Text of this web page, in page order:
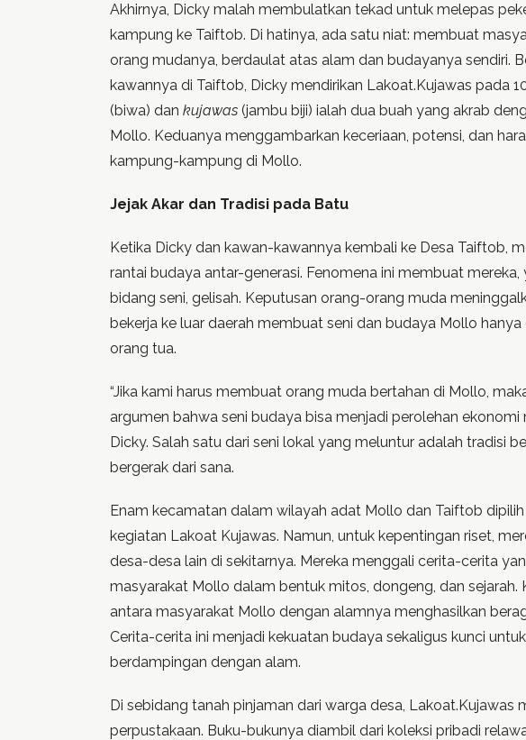
Akhirnya, Dicky malah membulatkan tekad untuk melepas
kampung ke Taiftob. Di hatinya, ada satu niat: membuat
orang mudanya, berdaulat atas alam dan budayanya sendiri.
kawannya di Taiftob, Dicky mendirikan Lakoat.Kujawas pada
(biwa) dan kujawas (jambu biji) ialah dua buah yang akrab
Mollo. Keduanya menggambarkan keceriaan, potensi, dan
kampung-kampung di Mollo.
Jejak Akar dan Tradisi pada Batu
Ketika Dicky dan kawan-kawannya kembali ke Desa Taiftob,
rantai budaya antar-generasi. Fenomena ini membuat
bidang seni, gelisah. Keputusan orang-orang muda
bekerja ke luar daerah membuat seni dan budaya Mollo
orang tua.
“Jika kami harus membuat orang muda bertahan di Mollo,
argumen bahwa seni budaya bisa menjadi perolehan ekonomi
Dicky. Salah satu dari seni lokal yang meluntur adalah tradisi
bergerak dari sana.
Enam kecamatan dalam wilayah adat Mollo dan Taiftob
kegiatan Lakoat Kujawas. Namun, untuk kepentingan riset,
desa-desa lain di sekitarnya. Mereka menggali cerita-cerita
masyarakat Mollo dalam bentuk mitos, dongeng, dan sejarah.
antara masyarakat Mollo dengan alamnya menghasilkan
Cerita-cerita ini menjadi kekuatan budaya sekaligus kunci
berdampingan dengan alam.
Di sebidang tanah pinjaman dari warga desa, Lakoat.Kujawas
perpustakaan. Buku-bukunya diambil dari koleksi pribadi